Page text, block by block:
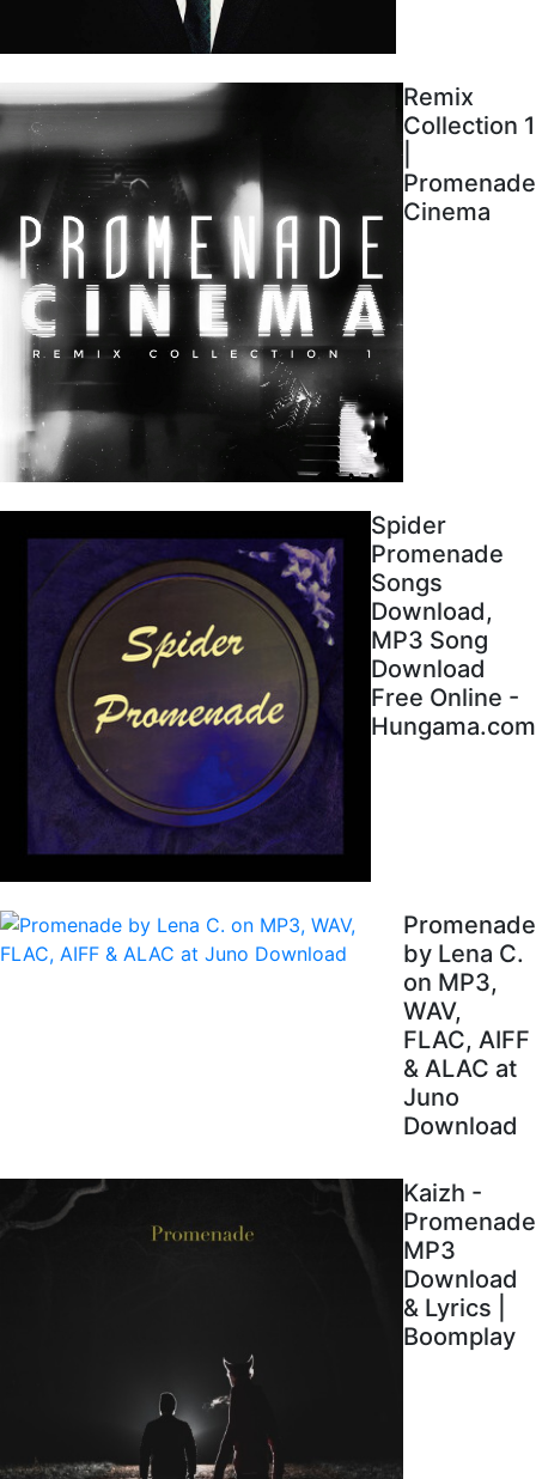
Remix
Collection 1
Promenade
Cinema
Spider
Promenade
Songs
Download,
MP3 Song
Download
Free Online -
Hungama.com
Promenade
by Lena C.
on MP3,
WAV,
FLAC, AIFF
& ALAC at
Juno
Download
Kaizh -
Promenade
MP3
Download
& Lyrics |
Boomplay